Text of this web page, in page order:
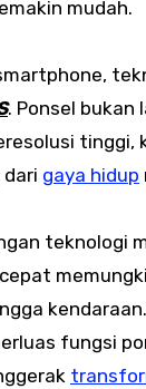
mudah.
. Ponsel
gaya hidup
teknologi
fungsi